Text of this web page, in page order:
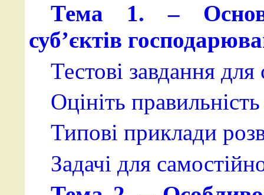
Тема 1. – Основи
суб’єктів
Тестові завдання
Оцініть
Типові приклади
Задачі для